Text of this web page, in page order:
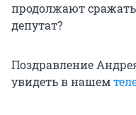
продолжают
депутат?
Поздравление
увидеть в нашем